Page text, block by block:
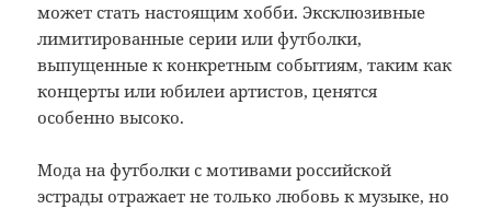
может стать настоящим хобби. Эксклюзивные
лимитированные серии или футболки,
выпущенные к конкретным событиям, таким как
концерты или юбилеи артистов, ценятся
особенно высоко.
Мода на футболки с мотивами российской
эстрады отражает не только любовь к музыке, но